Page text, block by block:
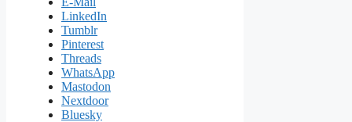
LinkedIn
Tumblr
Pinterest
Threads
WhatsApp
Mastodon
Nextdoor
Bluesky